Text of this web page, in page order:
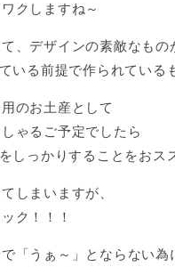
クしますね～
、デザインの素敵なもの
いる前提で作られている
のお土産として
ゃるご予定でしたら
しっかりすることをおス
しまいますが、
ク！！！
「うぁ～」とならない為